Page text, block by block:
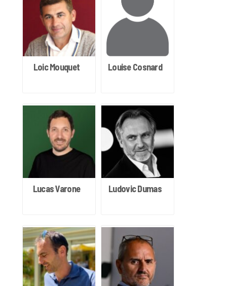
Loic Mouquet Louise Cosnard
Lucas Varone Ludovic Dumas